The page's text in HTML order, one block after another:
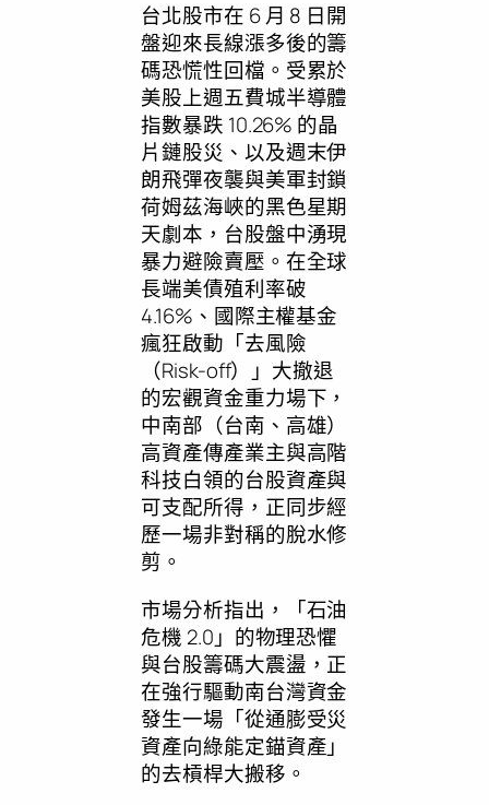
台北股市在 6 月 8 日開
盤迎來長線漲多後的籌
碼恐慌性回檔。受累於
美股上週五費城半導體
指數暴跌 10.26% 的晶
片鏈股災、以及週末伊
朗飛彈夜襲與美軍封鎖
荷姆茲海峽的黑色星期
天劇本，台股盤中湧現
暴力避險賣壓。在全球
長端美債殖利率破
4.16%、國際主權基金
瘋狂啟動「去風險
（Risk-off）」大撤退
的宏觀資金重力場下，
中南部（台南、高雄）
高資產傳產業主與高階
科技白領的台股資產與
可支配所得，正同步經
歷一場非對稱的脫水修
剪。
市場分析指出，「石油
危機 2.0」的物理恐懼
與台股籌碼大震盪，正
在強行驅動南台灣資金
發生一場「從通膨受災
資產向綠能定錨資產」
的去槓桿大搬移。